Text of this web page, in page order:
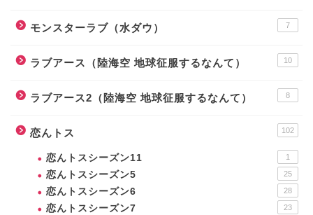
モンスターラブ（水ダウ） 7
ラブアース（陸海空 地球征服するなんて） 10
ラブアース2（陸海空 地球征服するなんて） 8
恋んトス 102
恋んトスシーズン11 1
恋んトスシーズン5 25
恋んトスシーズン6 28
恋んトスシーズン7 23